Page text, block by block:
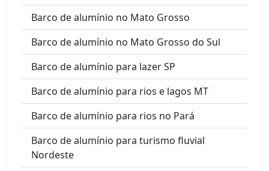
Barco de alumínio no Mato Grosso
Barco de alumínio no Mato Grosso do Sul
Barco de alumínio para lazer SP
Barco de alumínio para rios e lagos MT
Barco de alumínio para rios no Pará
Barco de alumínio para turismo fluvial
Nordeste